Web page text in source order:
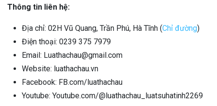
Thông tin liên hệ:
Địa chỉ: 02H Vũ Quang, Trần Phú, Hà Tĩnh (Chỉ đường)
Điện thoại: 0239 375 7979
Email: Luathachau@gmail.com
Website: luathachau.vn
Facebook: FB.com/luathachau
Youtube: Youtube.com/@luathachau_luatsuhatinh2269